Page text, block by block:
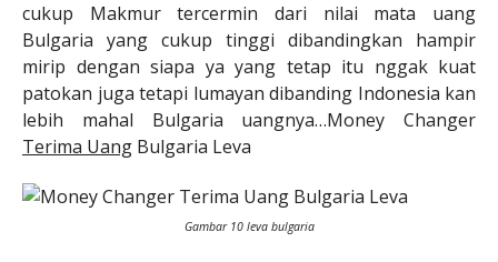
cukup Makmur tercermin dari nilai mata uang
Bulgaria yang cukup tinggi dibandingkan hampir
mirip dengan siapa ya yang tetap itu nggak kuat
patokan juga tetapi lumayan dibanding Indonesia kan
lebih mahal Bulgaria uangnya…Money Changer
Terima Uang Bulgaria Leva
Gambar 10 leva bulgaria